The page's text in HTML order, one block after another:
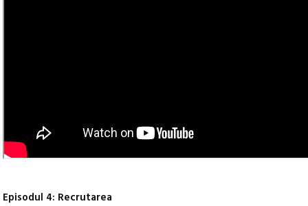
Episodul 4: Recrutarea